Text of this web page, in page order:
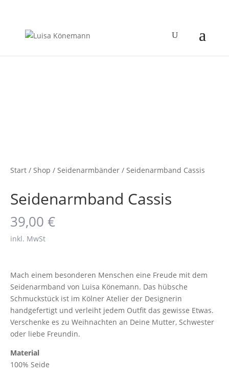
Start / Shop / Seidenarmbänder / Seidenarmband Cassis
Seidenarmband Cassis
39,00 €
inkl. MwSt
Mach einem besonderen Menschen eine Freude mit dem
Seidenarmband von Luisa Könemann. Das hübsche
Schmuckstück ist im Kölner Atelier der Designerin
handgefertigt und verleiht jedem Outfit das gewisse Etwas.
Verschenke es zu Weihnachten an Deine Mutter, Schwester
oder liebe Freundin.
Material
100% Seide